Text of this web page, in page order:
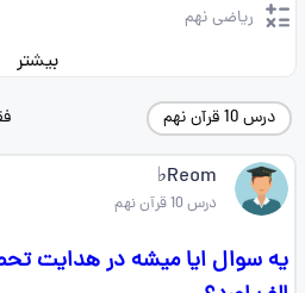
ریاضی نهم
بیشتر
درس 10 قرآن نهم
Reom♭
درس 10 قرآن نهم
یه سوال ایا میشه در هدایت